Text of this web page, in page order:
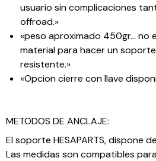
usuario sin complicaciones
offroad.»
«peso aproximado 450gr… no
material para hacer un
resistente.»
«Opcion cierre con llave
METODOS DE ANCLAJE:
El soporte HESAPARTS, dispone
Las medidas son compatibles